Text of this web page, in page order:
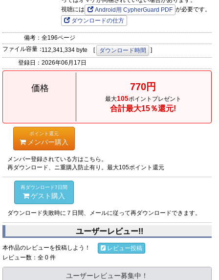
視聴には
Android用 CypherGuard PDF が必要です。
ダウンロードの仕方
備考： 全196ページ
ファイル容量：112,341,334 byte [ ダウンロード時間
]
登録日： 2026年06月17日
価格 770円
最大105ポイントプレゼント
合計最大15％還元!
ポイント還元
メンバー購入
メンバー登録されている方はこちら。
再ダウンロード、ニ重購入防止有り。最大105ポイント還元
再ダウンロード7日間
ゲスト購入
ダウンロード失敗時に７日間、メールに従って再ダウンロードできます。
ユーザーレビュー!!
本作品のレビューを投稿しよう！
レビュー投稿
レビュー数：全 0 件
ユーザーレビュー募集中！